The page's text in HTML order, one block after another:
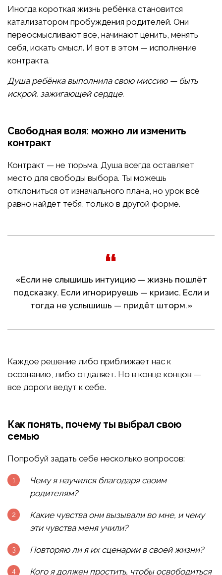
Иногда короткая жизнь ребёнка становится
катализатором пробуждения родителей. Они
переосмысливают всё, начинают ценить, менять
себя, искать смысл. И вот в этом — исполнение
контракта.
Душа ребёнка выполнила свою миссию — быть
искрой, зажигающей сердце.
Свободная воля: можно ли изменить
контракт
Контракт — не тюрьма. Душа всегда оставляет
место для свободы выбора. Ты можешь
отклониться от изначального плана, но урок всё
равно найдёт тебя, только в другой форме.
«Если не слышишь интуицию — жизнь пошлёт
подсказку. Если игнорируешь — кризис. Если и
тогда не услышишь — придёт шторм.»
Каждое решение либо приближает нас к
осознанию, либо отдаляет. Но в конце концов —
все дороги ведут к себе.
Как понять, почему ты выбрал свою
семью
Попробуй задать себе несколько вопросов:
Чему я научился благодаря своим
родителям?
Какие чувства они вызывали во мне, и чему
эти чувства меня учили?
Повторяю ли я их сценарии в своей жизни?
Кого я должен простить, чтобы освободиться